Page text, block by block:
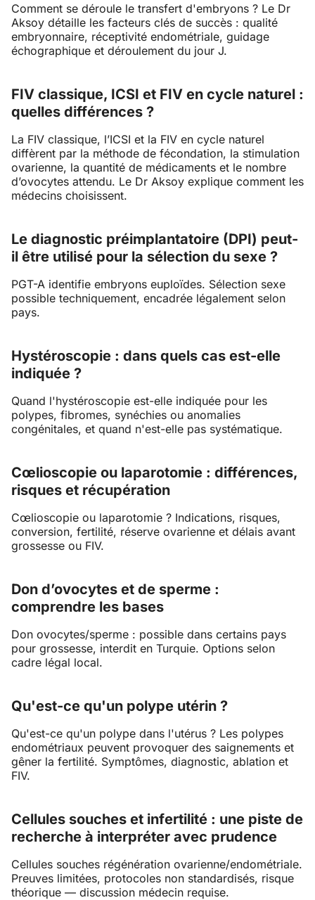
Comment se déroule le transfert d'embryons ? Le Dr
Aksoy détaille les facteurs clés de succès : qualité
embryonnaire, réceptivité endométriale, guidage
échographique et déroulement du jour J.
FIV classique, ICSI et FIV en cycle naturel :
quelles différences ?
La FIV classique, l’ICSI et la FIV en cycle naturel
diffèrent par la méthode de fécondation, la stimulation
ovarienne, la quantité de médicaments et le nombre
d’ovocytes attendu. Le Dr Aksoy explique comment les
médecins choisissent.
Le diagnostic préimplantatoire (DPI) peut-
il être utilisé pour la sélection du sexe ?
PGT-A identifie embryons euploïdes. Sélection sexe
possible techniquement, encadrée légalement selon
pays.
Hystéroscopie : dans quels cas est-elle
indiquée ?
Quand l'hystéroscopie est-elle indiquée pour les
polypes, fibromes, synéchies ou anomalies
congénitales, et quand n'est-elle pas systématique.
Cœlioscopie ou laparotomie : différences,
risques et récupération
Cœlioscopie ou laparotomie ? Indications, risques,
conversion, fertilité, réserve ovarienne et délais avant
grossesse ou FIV.
Don d’ovocytes et de sperme :
comprendre les bases
Don ovocytes/sperme : possible dans certains pays
pour grossesse, interdit en Turquie. Options selon
cadre légal local.
Qu'est-ce qu'un polype utérin ?
Qu'est-ce qu'un polype dans l'utérus ? Les polypes
endométriaux peuvent provoquer des saignements et
gêner la fertilité. Symptômes, diagnostic, ablation et
FIV.
Cellules souches et infertilité : une piste de
recherche à interpréter avec prudence
Cellules souches régénération ovarienne/endométriale.
Preuves limitées, protocoles non standardisés, risque
théorique — discussion médecin requise.